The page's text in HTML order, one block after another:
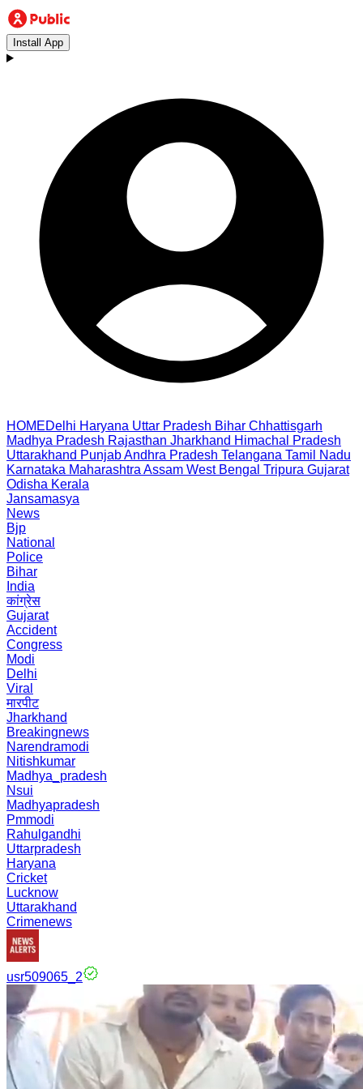
Install App
HOMEDelhi Haryana Uttar Pradesh Bihar Chhattisgarh
Madhya Pradesh Rajasthan Jharkhand Himachal Pradesh
Uttarakhand PunjabAndhra Pradesh Telangana Tamil Nadu
Karnataka Maharashtra Assam West Bengal Tripura Gujarat
Odisha Kerala
Jansamasya
News
Bjp
National
Police
Bihar
India
कांग्रेस
Gujarat
Accident
Congress
Modi
Delhi
Viral
मारपीट
Jharkhand
Breakingnews
Narendramodi
Nitishkumar
Madhya_pradesh
Nsui
Madhyapradesh
Pmmodi
Rahulgandhi
Uttarpradesh
Haryana
Cricket
Lucknow
Uttarakhand
Crimenews
usr509065_2